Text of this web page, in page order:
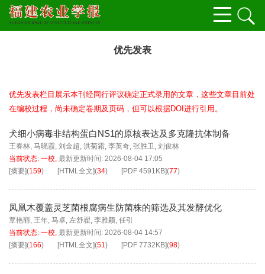
优先发表
优先发表栏目展示本刊经同行评议确定正式录用的文章，这些文章目前处
在编校过程，尚未确定卷期及页码，但可以根据DOI进行引用。
犬细小病毒非结构蛋白NS1的原核表达及多克隆抗体制备
王春林, 马晓霞, 刘金超, 洪菊霜, 李英奇, 张胜卫, 刘俊林
当前状态: 一校, 最新更新时间: 2026-08-04 17:05
[摘要](159) [HTML全文](34) [PDF 4591KB](77)
凤凰木覆盖灵芝菌根腐病生防菌株的筛选及其发酵优化
覃艳丽, 王年, 马卓, 左舒翟, 李雅颖, 任引
当前状态: 一校, 最新更新时间: 2026-08-04 14:57
[摘要](166) [HTML全文](51) [PDF 7732KB](98)